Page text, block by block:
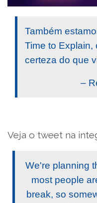
Também
Time to Explain,
certeza do que
–
Veja o tweet na
We're planning
most people
break, so